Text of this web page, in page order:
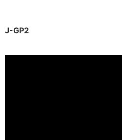
J-GP2